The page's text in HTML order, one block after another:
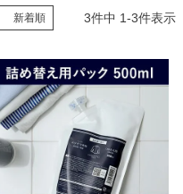
新着順 3件中 1-3件表示